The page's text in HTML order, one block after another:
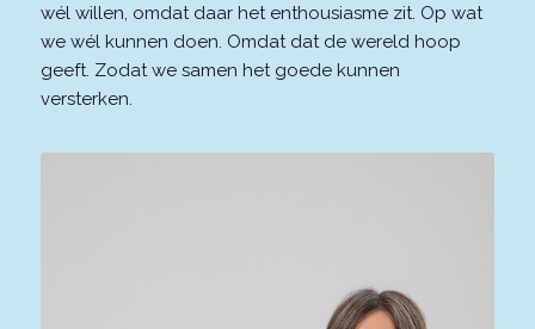
wél willen, omdat daar het enthousiasme zit. Op wat
we wél kunnen doen. Omdat dat de wereld hoop
geeft. Zodat we samen het goede kunnen
versterken.